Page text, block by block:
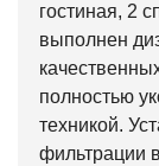
гостиная, 2
выполнен
полностью
техникой.
фильтрации